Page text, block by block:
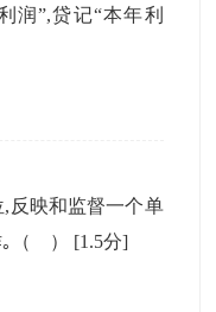
”,贷记“本年利
反映和监督一个单
｡（ ） [1.5分]